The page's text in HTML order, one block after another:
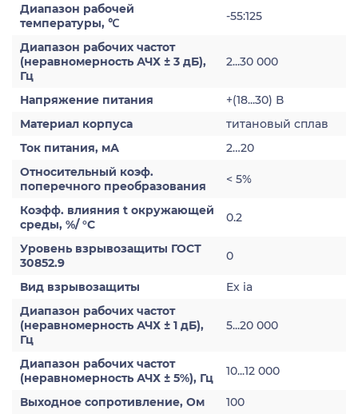
Диапазон рабочей
температуры, ℃
-55:125
Диапазон рабочих частот
(неравномерность АЧХ ± 3 дБ),
Гц
2...30 000
Напряжение питания
+(18...30) В
Материал корпуса
титановый сплав
Ток питания, мА
2…20
Относительный коэф.
поперечного преобразования
< 5%
Коэфф. влияния t окружающей
среды, %/ °С
0.2
Уровень взрывозащиты ГОСТ
30852.9
0
Вид взрывозащиты
Ex ia
Диапазон рабочих частот
(неравномерность АЧХ ± 1 дБ),
Гц
5...20 000
Диапазон рабочих частот
(неравномерность АЧХ ± 5%), Гц
10...12 000
Выходное сопротивление, Ом
100